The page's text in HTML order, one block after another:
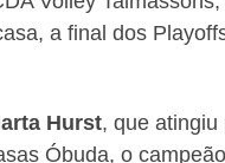
a final dos
Hurst, que
Óbuda, o